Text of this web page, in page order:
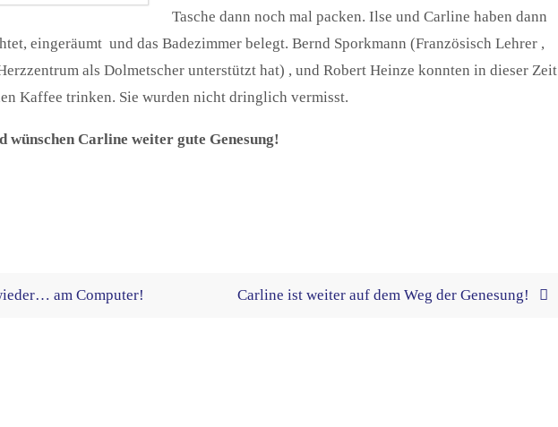
Tasche dann noch mal packen. Ilse und Carline haben dann
eingeräumt und das Badezimmer belegt. Bernd Sporkmann (Französisch Lehrer ,
als Dolmetscher unterstützt hat) , und Robert Heinze konnten in dieser Zeit
Kaffee trinken. Sie wurden nicht dringlich vermisst.
wünschen Carline weiter gute Genesung!
am Computer! Carline ist weiter auf dem Weg der Genesung!